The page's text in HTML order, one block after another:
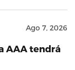
Ago 7, 2026
AAA tendrá